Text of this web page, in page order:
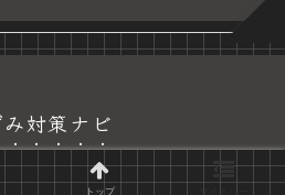
対策ナビ
ねずみ対策ナビ.
トップ